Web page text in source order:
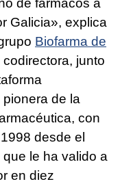
de fármacos a
Galicia», explica
Biofarma de
codirectora, junto
de la
con
desde el
le ha valido a
en diez